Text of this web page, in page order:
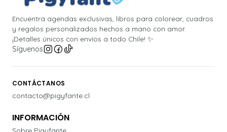
Encuentra agendas exclusivas, libros para colorear, cuadros
y regalos personalizados hechos a mano con amor.
¡Detalles únicos con envíos a todo Chile! ✨
Síguenos
CONTÁCTANOS
contacto@pigyfante.cl
INFORMACIÓN